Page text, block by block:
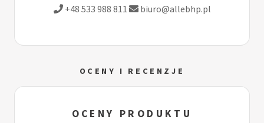
+48 533 988 811 biuro@allebhp.pl
OCENY I RECENZJE
OCENY PRODUKTU